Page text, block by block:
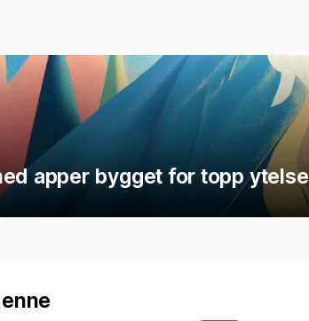
apper bygget for topp ytelse